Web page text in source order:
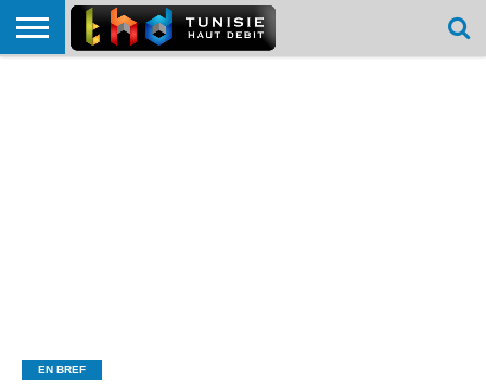
EN BREF